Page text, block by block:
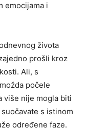
emocijama i
života
prošli kroz
Ali, s
počele
više nije mogla biti
s istinom
određene faze.